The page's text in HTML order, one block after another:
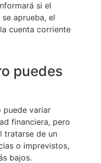
si el
aprueba, el
cuenta corriente
puedes
puede variar
financiera, pero
tratarse de un
o imprevistos,
bajos.